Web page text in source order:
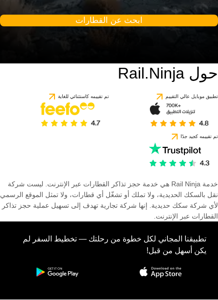
ابحث عن القطارات
حول Rail.Ninja
تطبيق موبايل عالي التقييم تم تقييمه كاستثنائي للغاية
تم تقييمه كجيد جدًا
خدمة Rail Ninja هي خدمة حجز تذاكر القطارات عبر الإنترنت. ليست شركة
نقل بالسكك الحديدية، ولا تملك أو تشغّل أي قطارات، ولا تمثل الموقع الرسمي
لأي شركة سكك حديدية. إنها شركة تجارية تهدف إلى تسهيل عملية حجز تذاكر
القطارات عبر الإنترنت.
تطبيقنا المجاني لكل خطوة من رحلتك — تخطيط السفر لم
يكن أسهل من قبل!